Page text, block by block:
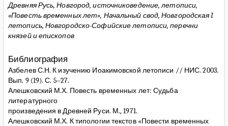
Древняя Русь, Новгород, источниковедение, летописи,
«Повесть временных лет», Начальный свод, Новгородская I
летопись, Новгородско-Софийские летописи, перечни
князей и епископов
Библиография
Азбелев С.Н. К изучению Иоакимовской летописи // НИС. 2003.
Вып. 9 (19). С. 5–27.
Алешковский М.Х. Повесть временных лет: Судьба
литературного
произведения в Древней Руси. М., 1971.
Алешковский М.Х. К типологии текстов «Повести временных